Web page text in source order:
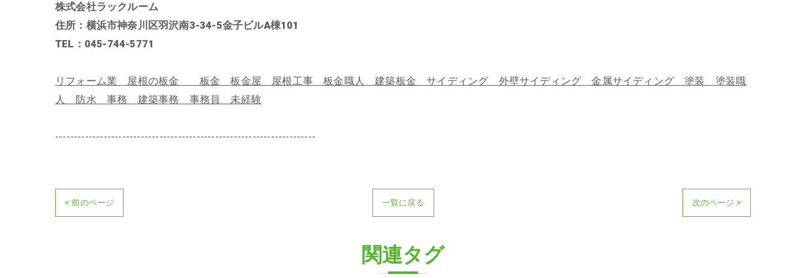
株式会社ラックルーム
住所：横浜市神奈川区羽沢南3-34-5金子ビルA棟101
TEL：045-744-5771
リフォーム業 屋根の板金 板金 板金屋 屋根工事 板金職人 建築板金 サイディング 外壁サイディング 金属サイディング 塗装 塗装職
人 防水 事務 建築事務 事務員 未経験
----------------------------------------------------------------------
< 前のページ 一覧に戻る 次のページ >
関連タグ